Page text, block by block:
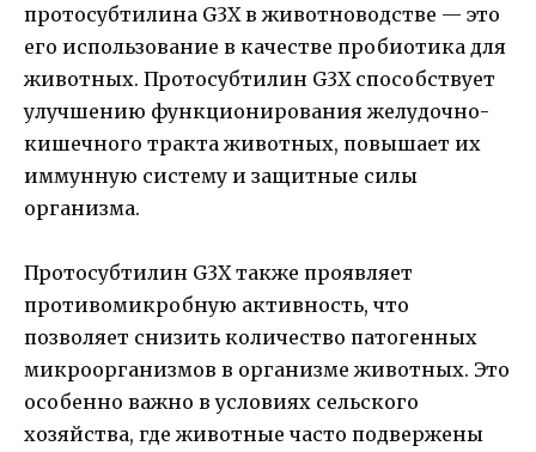
протосубтилина G3X в животноводстве — это
его использование в качестве пробиотика для
животных. Протосубтилин G3X способствует
улучшению функционирования желудочно-
кишечного тракта животных, повышает их
иммунную систему и защитные силы
организма.
Протосубтилин G3X также проявляет
противомикробную активность, что
позволяет снизить количество патогенных
микроорганизмов в организме животных. Это
особенно важно в условиях сельского
хозяйства, где животные часто подвержены